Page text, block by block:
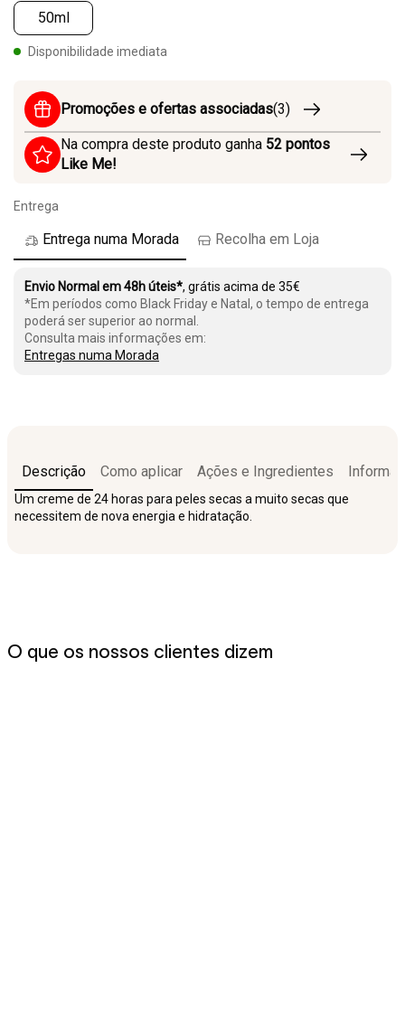
50ml
Disponibilidade imediata
Promoções e ofertas associadas(3)
Na compra deste produto ganha 52 pontos
Like Me!
Entrega
Entrega numa Morada Recolha em Loja
Envio Normal em 48h úteis*, grátis acima de 35€
*Em períodos como Black Friday e Natal, o tempo de entrega
poderá ser superior ao normal.
Consulta mais informações em:
Entregas numa Morada
Descrição Como aplicar Ações e Ingredientes
Um creme de 24 horas para peles secas a muito secas que
necessitem de nova energia e hidratação.
O que os nossos clientes dizem